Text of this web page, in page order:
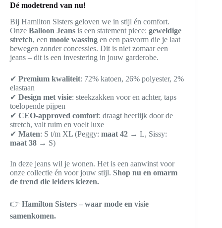
Dé modetrend van nu!
Bij Hamilton Sisters geloven we in stijl én comfort.
Onze Balloon Jeans is een statement piece: geweldige
stretch, een mooie wassing en een pasvorm die je laat
bewegen zonder concessies. Dit is niet zomaar een
jeans – dit is een investering in jouw garderobe.
✔ Premium kwaliteit: 72% katoen, 26% polyester, 2%
elastaan
✔ Design met visie: steekzakken voor en achter, taps
toelopende pijpen
✔ CEO-approved comfort: draagt heerlijk door de
stretch, valt ruim en voelt luxe
✔ Maten: S t/m XL (Peggy: maat 42 → L, Sissy:
maat 38 → S)
In deze jeans wil je wonen. Het is een aanwinst voor
onze collectie én voor jouw stijl. Shop nu en omarm
de trend die leiders kiezen.
👉 Hamilton Sisters – waar mode en visie
samenkomen.